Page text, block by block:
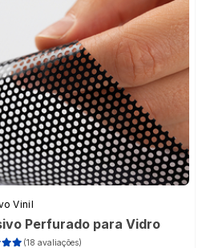
Vinil
Perfurado para Vidro
(18 avaliações)